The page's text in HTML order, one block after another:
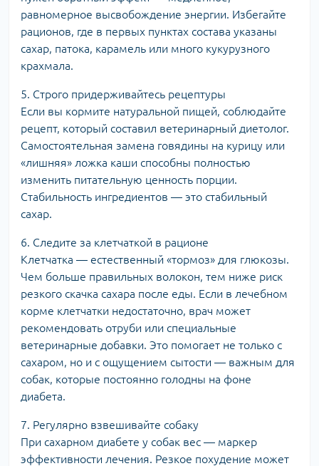
равномерное высвобождение энергии. Избегайте
рационов, где в первых пунктах состава указаны
сахар, патока, карамель или много кукурузного
крахмала.
5. Строго придерживайтесь рецептуры
Если вы кормите натуральной пищей, соблюдайте
рецепт, который составил ветеринарный диетолог.
Самостоятельная замена говядины на курицу или
«лишняя» ложка каши способны полностью
изменить питательную ценность порции.
Стабильность ингредиентов — это стабильный
сахар.
6. Следите за клетчаткой в рационе
Клетчатка — естественный «тормоз» для глюкозы.
Чем больше правильных волокон, тем ниже риск
резкого скачка сахара после еды. Если в лечебном
корме клетчатки недостаточно, врач может
рекомендовать отруби или специальные
ветеринарные добавки. Это помогает не только с
сахаром, но и с ощущением сытости — важным для
собак, которые постоянно голодны на фоне
диабета.
7. Регулярно взвешивайте собаку
При сахарном диабете у собак вес — маркер
эффективности лечения. Резкое похудение может